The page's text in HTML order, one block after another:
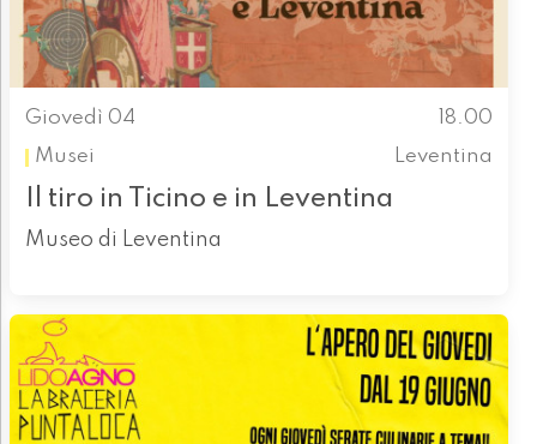
Giovedì 04
18.00
Musei
Leventina
Il tiro in Ticino e in Leventina
Museo di Leventina